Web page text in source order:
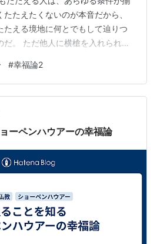
たえたくないのが本音だから、
たえる境地に何とでもして辿りつ
だ。 ただ他人に横槍を入れられな
文夫訳） 自分の心を自分の奴隷
錯覚してる人が多いんじゃないか
します。「自分で自分を心からた
きると思う人は、実際に今やっ
心が簡単に自分の自由になると思
#幸福論2
ーペンハウアーの幸福論